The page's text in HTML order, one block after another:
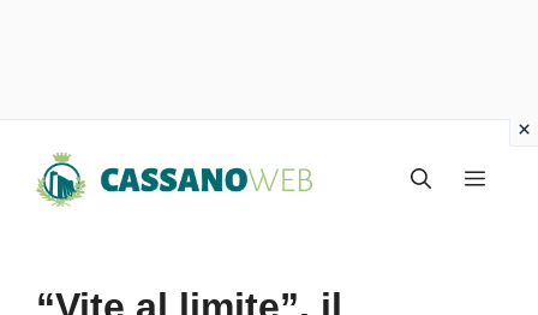
Menu